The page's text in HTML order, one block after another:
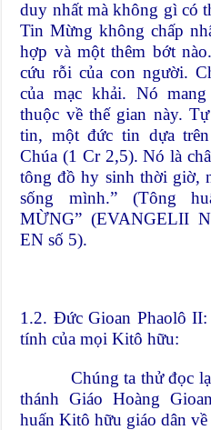
duy nhất mà không gì có
Tin Mừng không chấp
hợp và một thêm bớt
cứu rỗi của con người.
của mạc khải. Nó
thuộc về thế gian này.
tin, một đức tin dựa
Chúa (1 Cr 2,5). Nó là
tông đồ hy sinh thời giờ,
sống mình.” (Tông
MỪNG” (EVANGELII
EN số 5).
1.2. Đức Gioan Phaolô
tính của mọi Kitô hữu:
Chúng ta thử đọc lại
thánh Giáo Hoàng
huấn Kitô hữu giáo dân